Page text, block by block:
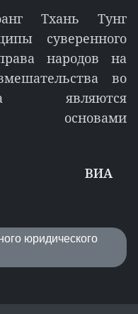
Тхань Тунг
суверенного
народов на
во
являются
основами
ВИA
юридического